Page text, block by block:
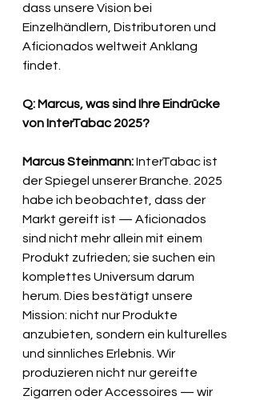
dass unsere Vision bei
Einzelhändlern, Distributoren und
Aficionados weltweit Anklang
findet.
Q: Marcus, was sind Ihre Eindrücke
von InterTabac 2025?
Marcus Steinmann: InterTabac ist
der Spiegel unserer Branche. 2025
habe ich beobachtet, dass der
Markt gereift ist — Aficionados
sind nicht mehr allein mit einem
Produkt zufrieden; sie suchen ein
komplettes Universum darum
herum. Dies bestätigt unsere
Mission: nicht nur Produkte
anzubieten, sondern ein kulturelles
und sinnliches Erlebnis. Wir
produzieren nicht nur gereifte
Zigarren oder Accessoires — wir